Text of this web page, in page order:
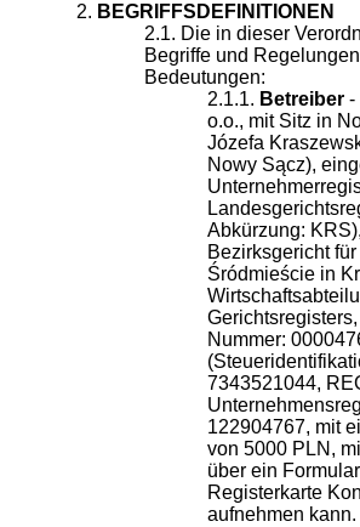
BEGRIFFSDEFINITIONEN
Die in dieser
Begriffe und
Bedeutungen:
Betreiber -
o.o., mit Sitz in
Józefa
Nowy Sącz),
Abkürzung:
Bezirksgericht
Śródmieście in
Nummer:
7343521044,
122904767, mit
von 5000 PLN,
über ein
Registerkarte
aufnehmen kann.